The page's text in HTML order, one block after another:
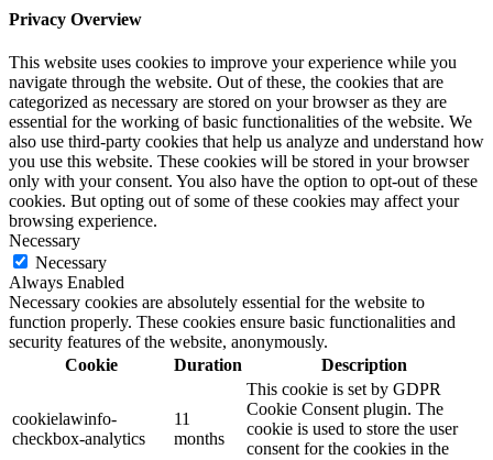
Privacy Overview
This website uses cookies to improve your experience while you
navigate through the website. Out of these, the cookies that are
categorized as necessary are stored on your browser as they are
essential for the working of basic functionalities of the website. We
also use third-party cookies that help us analyze and understand how
you use this website. These cookies will be stored in your browser
only with your consent. You also have the option to opt-out of these
cookies. But opting out of some of these cookies may affect your
browsing experience.
Necessary
Necessary
Always Enabled
Necessary cookies are absolutely essential for the website to
function properly. These cookies ensure basic functionalities and
security features of the website, anonymously.
Cookie
Duration Description
cookielawinfo-
checkbox-analytics
11
months
This cookie is set by GDPR
Cookie Consent plugin. The
cookie is used to store the user
consent for the cookies in the